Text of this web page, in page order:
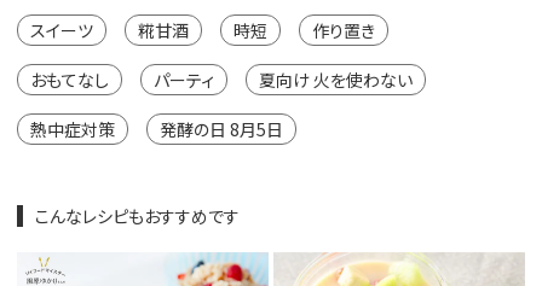
スイーツ 糀甘酒 時短 作り置き
おもてなし パーティ 夏向け 火を使わない
熱中症対策 発酵の日 8月5日
こんなレシピもおすすめです